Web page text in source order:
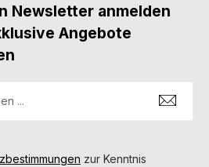
Newsletter anmelden
Angebote
zur Kenntnis